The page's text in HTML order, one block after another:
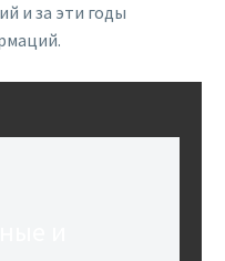
и за эти годы